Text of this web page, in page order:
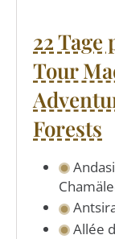
22
Tour
Forests
Allée